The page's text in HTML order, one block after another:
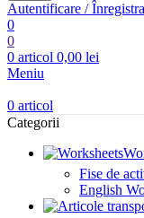
Autentificare /
0
0
0 articol 0,00 lei
Meniu
0 articol
Categorii
Fise de
English